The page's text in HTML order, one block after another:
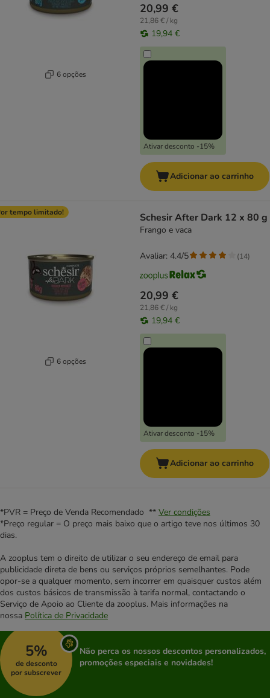
6 opções
20,99 €
21,86 € / kg
19,94 €
Ativar desconto -15%
Adicionar ao carrinho
tempo limitado!
6 opções
Schesir After Dark 12 x 80 g
Frango e vaca
20,99 €
21,86 € / kg
19,94 €
Ativar desconto -15%
Avaliar: 4.4/5 (14)
Adicionar ao carrinho
*PVR = Preço de Venda Recomendado ** Ver condições
*Preço regular = O preço mais baixo que o artigo teve nos últimos 30
dias.
A zooplus tem o direito de utilizar o seu endereço de email para
publicidade direta de bens ou serviços próprios semelhantes. Pode
opor-se a qualquer momento, sem incorrer em quaisquer custos além
dos custos básicos de transmissão à tarifa normal, contactando o
Serviço de Apoio ao Cliente da zooplus. Mais informações na
nossa Política de Privacidade
5%
de desconto
por subscrever
Não perca os nossos descontos personalizados,
promoções especiais e novidades!